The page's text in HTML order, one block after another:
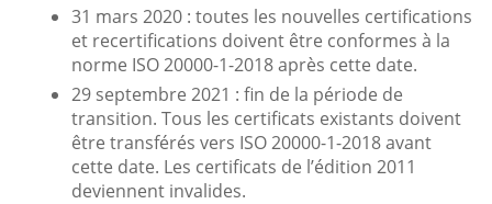
31 mars 2020 : toutes les nouvelles certifications
et recertifications doivent être conformes à la
norme ISO 20000-1-2018 après cette date.
29 septembre 2021 : fin de la période de
transition. Tous les certificats existants doivent
être transférés vers ISO 20000-1-2018 avant
cette date. Les certificats de l’édition 2011
deviennent invalides.